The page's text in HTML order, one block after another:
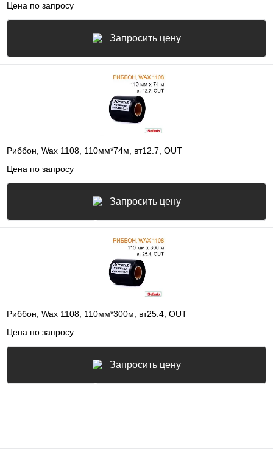
Цена по запросу
Запросить цену
Риббон, Wax 1108, 110мм*74м, вт12.7, OUT
Цена по запросу
Запросить цену
Риббон, Wax 1108, 110мм*300м, вт25.4, OUT
Цена по запросу
Запросить цену